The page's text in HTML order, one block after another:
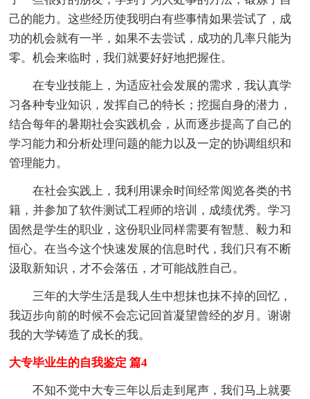
己的能力。这些经历使我明白有些事情如果尝试了，成
功的机会就有一半，如果不去尝试，成功的几率只能为
零。机会来临时，我们就要好好地把握住。
在专业技能上，为适应社会发展的需求，我认真学
习各种专业知识，发挥自己的特长；挖掘自身的潜力，
结合每年的暑期社会实践机会，从而逐步提高了自己的
学习能力和分析处理问题的能力以及一定的协调组织和
管理能力。
在社会实践上，我利用课余时间经常阅览各类的书
籍，并参加了软件测试工程师的培训，成绩优秀。学习
固然是学生的职业，这份职业同样需要有智慧、毅力和
恒心。在当今这个快速发展的信息时代，我们只有不断
汲取新知识，才不会落伍，才可能战胜自己。
三年的大学生活是我人生中想抹也抹不掉的回忆，
我迈步向前的时候不会忘记回首凝望曾经的岁月。谢谢
我的大学铸造了成长的我。
大专毕业生的自我鉴定 篇4
不知不觉中大专三年以后走到尾声，我们马上就要